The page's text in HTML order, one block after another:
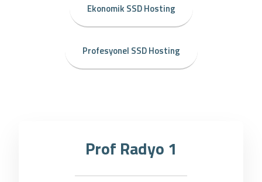
Ekonomik SSD Hosting
Profesyonel SSD Hosting
Prof Radyo 1